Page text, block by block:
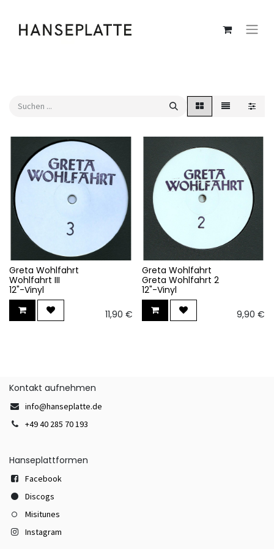
Greta Wohlfahrt
Wohlfahrt III
12"-Vinyl
11,90 €
Greta Wohlfahrt
Greta Wohlfahrt 2
12"-Vinyl
9,90 €
Kontakt aufnehmen
info@hanseplatte.de
+49 40 285 70 193
Hanseplattformen
Facebook
Discogs
Misitunes
Instagram